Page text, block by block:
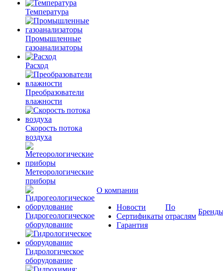
Температура
Промышленные
газоанализаторы
Расход
Преобразователи
влажности
Скорость потока
воздуха
Метеорологические
приборы
Гидрогеологическое
оборудование
Гидрологическое
оборудование
О компании
Новости
Сертификаты
Гарантия
По
отраслям